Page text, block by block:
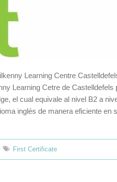
Learning Centre
Learning Cetre de
el cual equivale al nivel B2 a
inglés de manera eficiente
First Certificate